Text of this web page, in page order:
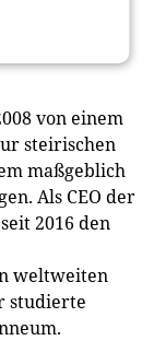
GGI-
von einem
steirischen
maßgeblich
Als CEO der
2016 den
weltweiten
studierte